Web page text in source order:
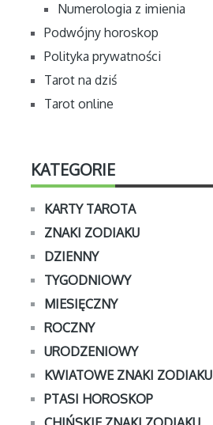
Numerologia z imienia
Podwójny horoskop
Polityka prywatności
Tarot na dziś
Tarot online
KATEGORIE
KARTY TAROTA
ZNAKI ZODIAKU
DZIENNY
TYGODNIOWY
MIESIĘCZNY
ROCZNY
URODZENIOWY
KWIATOWE ZNAKI ZODIAKU
PTASI HOROSKOP